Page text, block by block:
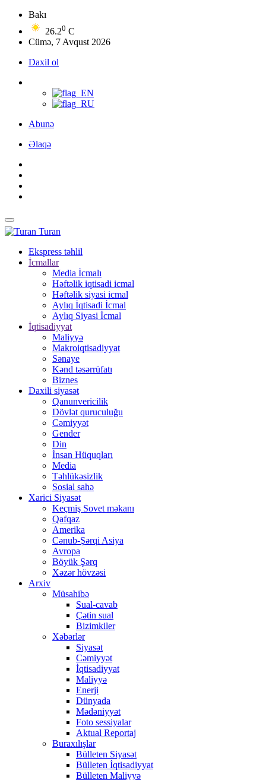
Bakı
26.20 C
Cümə, 7 Avqust 2026
Daxil ol
Abunə
Əlaqə
Turan
Ekspress təhlil
İcmallar
Media İcmalı
Həftəlik iqtisadi icmal
Həftəlik siyasi icmal
Aylıq İqtisadi İcmal
Aylıq Siyasi İcmal
İqtisadiyyat
Maliyyə
Makroiqtisadiyyat
Sənaye
Kənd təsərrüfatı
Biznes
Daxili siyasət
Qanunvericilik
Dövlət quruculuğu
Cəmiyyət
Gender
Din
İnsan Hüquqları
Media
Təhlükəsizlik
Sosial sahə
Xarici Siyasət
Keçmiş Sovet məkanı
Qafqaz
Amerika
Cənub-Şərqi Asiya
Avropa
Böyük Şərq
Xəzər hövzəsi
Arxiv
Müsahibə
Sual-cavab
Çətin sual
Bizimkiler
Xəbərlər
Siyasət
Cəmiyyət
İqtisadiyyat
Maliyyə
Enerji
Dünyada
Mədəniyyət
Foto sessiyalar
Aktual Reportaj
Buraxılışlar
Bülleten Siyasət
Bülleten İqtisadiyyat
Bülleten Maliyyə